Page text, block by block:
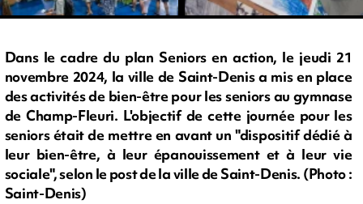
Dans le cadre du plan Seniors en action, le jeudi 21
novembre 2024, la ville de Saint-Denis a mis en place
des activités de bien-être pour les seniors au gymnase
de Champ-Fleuri. L'objectif de cette journée pour les
seniors était de mettre en avant un "dispositif dédié à
leur bien-être, à leur épanouissement et à leur vie
sociale", selon le post de la ville de Saint-Denis. (Photo :
Saint-Denis)